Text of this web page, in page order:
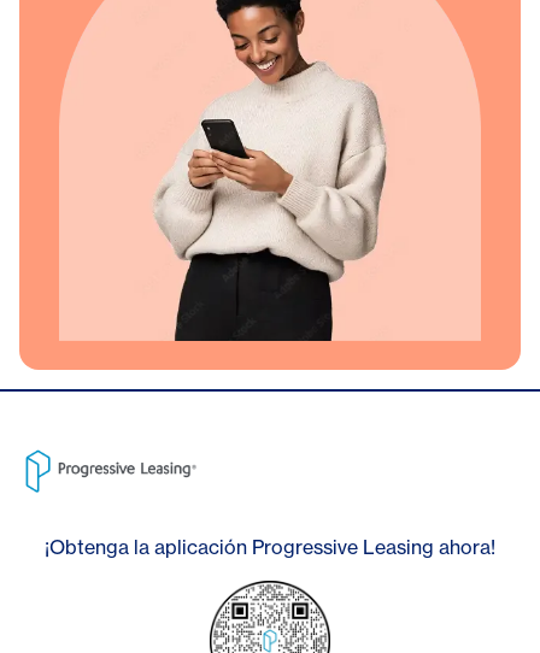
¡Obtenga la aplicación Progressive Leasing ahora!